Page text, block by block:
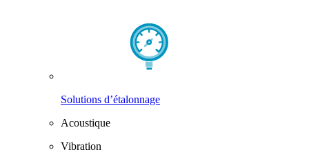
Solutions d’étalonnage
Acoustique
Vibration